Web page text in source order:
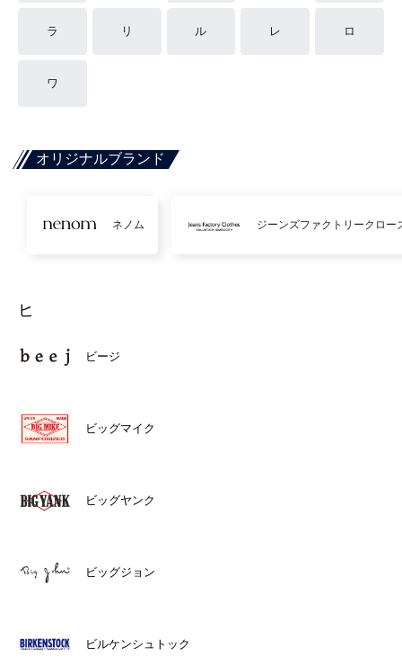
ラ リ ル レ ロ
ワ
オリジナルブランド
ネノム ジーンズファクトリークロー
ヒ
ビージ
ビッグマイク
ビッグヤンク
ビッグジョン
ビルケンシュトック